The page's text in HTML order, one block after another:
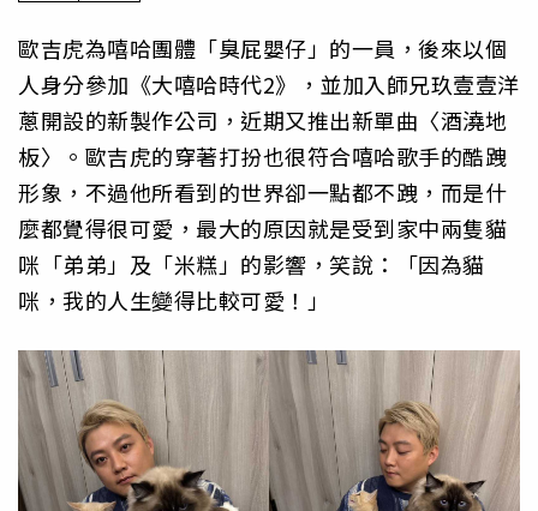
歐吉虎為嘻哈團體「臭屁嬰仔」的一員，後來以個
人身分參加《大嘻哈時代2》，並加入師兄玖壹壹洋
蔥開設的新製作公司，近期又推出新單曲〈酒澆地
板〉。歐吉虎的穿著打扮也很符合嘻哈歌手的酷跩
形象，不過他所看到的世界卻一點都不跩，而是什
麼都覺得很可愛，最大的原因就是受到家中兩隻貓
咪「弟弟」及「米糕」的影響，笑說：「因為貓
咪，我的人生變得比較可愛！」